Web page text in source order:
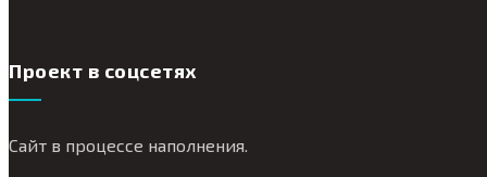
Проект в соцсетях
Сайт в процессе наполнения.